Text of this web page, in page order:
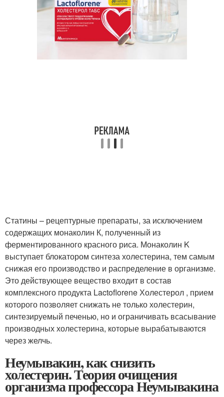
Статины – рецептурные препараты, за исключением
содержащих монаколин К, полученный из
ферментированного красного риса. Монаколин K
выступает блокатором синтеза холестерина, тем самым
снижая его производство и распределение в организме.
Это действующее вещество входит в состав
комплексного продукта Lactoflorene Холестерол , прием
которого позволяет снижать не только холестерин,
синтезируемый печенью, но и ограничивать всасывание
производных холестерина, которые вырабатываются
через желчь.
Неумывакин, как снизить
холестерин. Теория очищения
организма профессора Неумывакина